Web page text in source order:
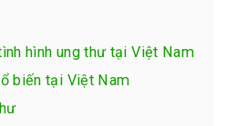
hình ung thư tại Việt Nam
biến tại Việt Nam